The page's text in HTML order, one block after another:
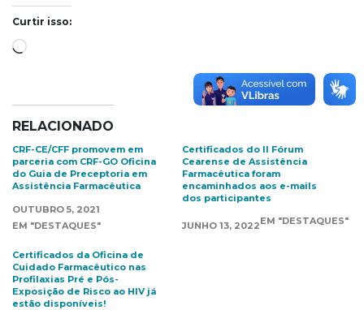
Curtir isso:
Carregando...
RELACIONADO
CRF-CE/CFF promovem em
parceria com CRF-GO Oficina
do Guia de Preceptoria em
Assistência Farmacêutica
OUTUBRO 5, 2021
EM "DESTAQUES"
Certificados do II Fórum
Cearense de Assistência
Farmacêutica foram
encaminhados aos e-mails
dos participantes
JUNHO 13, 2022EM "DESTAQUES"
Certificados da Oficina de
Cuidado Farmacêutico nas
Profilaxias Pré e Pós-
Exposição de Risco ao HIV já
estão disponíveis!